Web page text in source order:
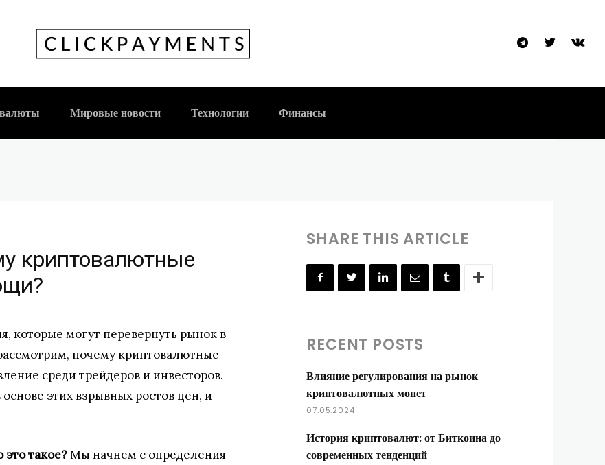
Мировые новости Технологии Финансы
Почему криптовалютные пампы
криптовалютные
которые могут перевернуть рынок в
почему криптовалютные
среди трейдеров и инвесторов.
этих взрывных ростов цен, и
такое?Мы начнем с определения
SHARE THIS ARTICLE
RECENT POSTS
Влияние регулирования на рынок
криптовалютных монет
07.05.2024
История криптовалют: от Биткоина до
современных тенденций